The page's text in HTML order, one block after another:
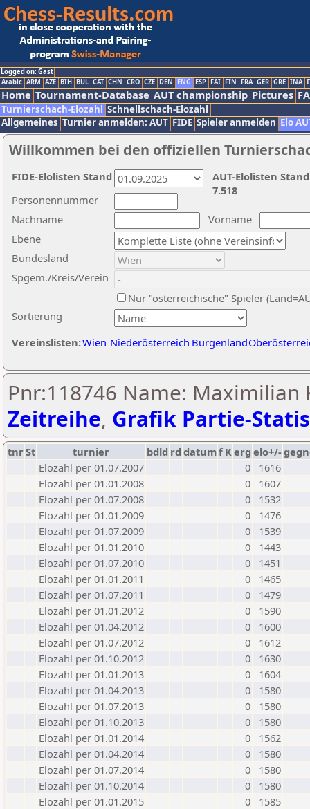
Logged on: Gast
Arabic ARM AZE BIH BUL CAT CHN CRO CZE DEN ENG ESP FAI FIN FRA GER GRE INA
Home Tournament-Database AUT championship Pictures
Turnierschach-Elozahl Schnellschach-Elozahl
Allgemeines Turnier anmelden: AUT FIDE Spieler anmelden Elo
Willkommen bei den offiziellen
Nachname
Vorname
Ebene
Sortierung
Personennummer
Bundesland
Spgem./Kreis/Verein
Nur "österreichische" Spieler
Vereinslisten:Wien Niederösterreich Burgenland
AUT-Elolisten
7.518
FIDE-Elolisten Stand
Pnr:118746 Name: Maximilian
Zeitreihe, Grafik Partie-
tnrSt turnier bdld rd datumf Kerg elo+/-
Elozahl per 01.07.2007
0
1616
Elozahl per 01.01.2008
0
1607
Elozahl per 01.07.2008
0
1532
Elozahl per 01.01.2009
0
1476
Elozahl per 01.07.2009
0
1539
Elozahl per 01.01.2010
0
1443
Elozahl per 01.07.2010
0
1451
Elozahl per 01.01.2011
0
1465
Elozahl per 01.07.2011
0
1479
Elozahl per 01.01.2012
0
1590
Elozahl per 01.04.2012
0
1600
Elozahl per 01.07.2012
0
1612
Elozahl per 01.10.2012
0
1630
Elozahl per 01.01.2013
0
1604
Elozahl per 01.04.2013
0
1580
Elozahl per 01.07.2013
0
1580
Elozahl per 01.10.2013
0
1580
Elozahl per 01.01.2014
0
1562
Elozahl per 01.04.2014
0
1580
Elozahl per 01.07.2014
0
1580
Elozahl per 01.10.2014
0
1580
Elozahl per 01.01.2015
0
1585